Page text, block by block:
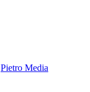
Pietro Media